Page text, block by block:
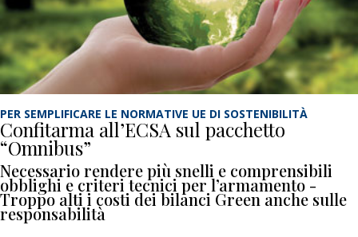
PER SEMPLIFICARE LE NORMATIVE UE DI SOSTENIBILITÀ
Confitarma all’ECSA sul pacchetto
“Omnibus”
Necessario rendere più snelli e comprensibili
obblighi e criteri tecnici per l’armamento -
Troppo alti i costi dei bilanci Green anche sulle
responsabilità